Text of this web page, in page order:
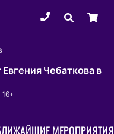
Чебаткова в
16+
МЕРОПРИЯТИЯ